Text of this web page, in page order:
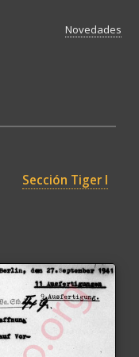
Novedades
Sección Tiger I